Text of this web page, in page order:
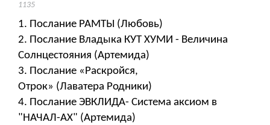
1135
1. Послание РАМТЫ (Любовь)
2. Послание Владыка КУТ ХУМИ - Величина
Солнцестояния (Артемида)
3. Послание «Раскройся,
Отрок» (Лаватера Родники)
4. Послание ЭВКЛИДА- Система аксиом в
"НАЧАЛ-АХ" (Артемида)